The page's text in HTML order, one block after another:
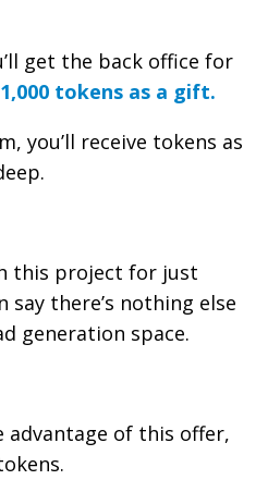
get the back office for
1,000 tokens as a gift.
you’ll receive tokens as
this project for just
say there’s nothing else
generation space.
advantage of this offer,